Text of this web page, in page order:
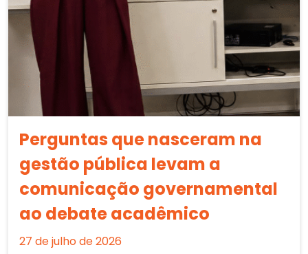
Perguntas que nasceram na
gestão pública levam a
comunicação governamental
ao debate acadêmico
27 de julho de 2026